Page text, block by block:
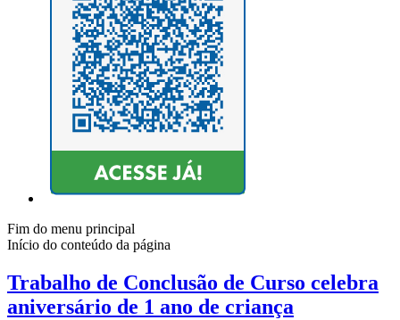
Fim do menu principal
Início do conteúdo da página
Trabalho de Conclusão de Curso celebra
aniversário de 1 ano de criança